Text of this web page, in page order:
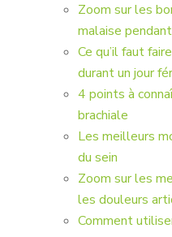
Zoom sur les
malaise
Ce qu’il faut
durant un jour
4 points à
brachiale
Les meilleurs
du sein
Zoom sur les
les douleurs
Comment